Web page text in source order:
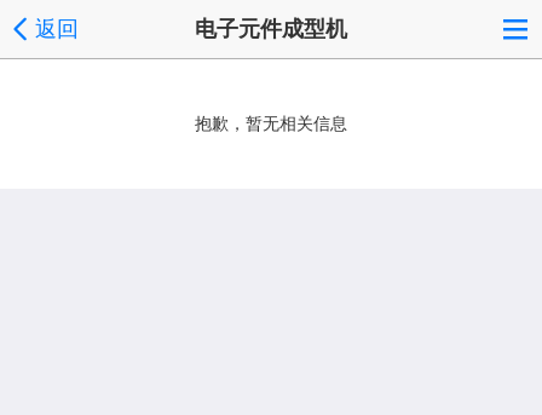
返回 电子元件成型机
抱歉，暂无相关信息